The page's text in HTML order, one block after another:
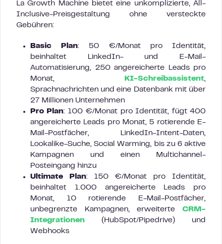
La Growth Machine bietet eine unkomplizierte, All-
Inclusive-Preisgestaltung ohne versteckte
Gebühren:
Basic Plan: 50 €/Monat pro Identität,
beinhaltet LinkedIn- und E-Mail-
Automatisierung, 250 angereicherte Leads pro
Monat,
KI-Schreibassistent,
Sprachnachrichten und eine Datenbank mit über
27 Millionen Unternehmen
Pro Plan: 100 €/Monat pro Identität, fügt 400
angereicherte Leads pro Monat, 5 rotierende E-
Mail-Postfächer, LinkedIn-Intent-Daten,
Lookalike-Suche, Social Warming, bis zu 6 aktive
Kampagnen und einen Multichannel-
Posteingang hinzu
Ultimate Plan: 150 €/Monat pro Identität,
beinhaltet 1.000 angereicherte Leads pro
Monat, 10 rotierende E-Mail-Postfächer,
unbegrenzte Kampagnen, erweiterte CRM-
Integrationen (HubSpot/Pipedrive) und
Webhooks